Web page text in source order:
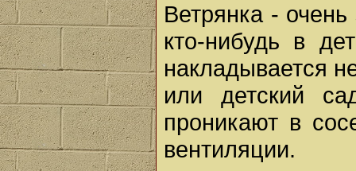
Ветрянка -
кто-нибудь в
накладывается
или детский
проникают в
вентиляции.